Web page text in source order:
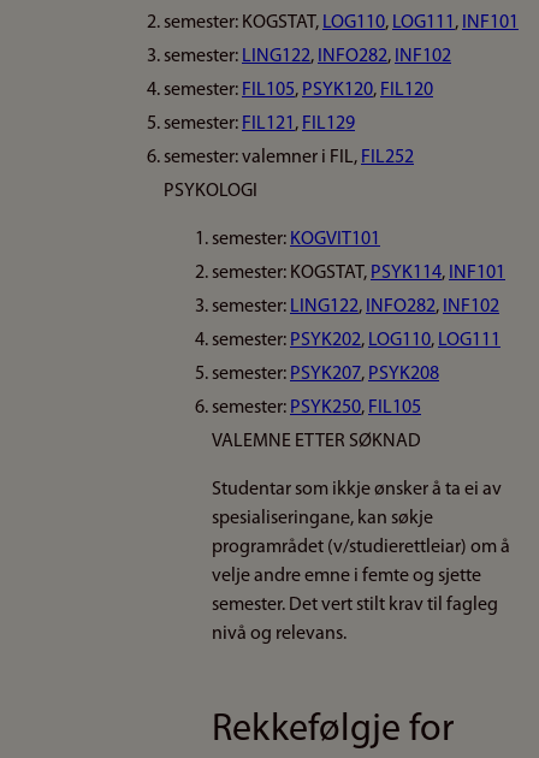
semester: KOGSTAT, LOG110, LOG111 , INF101
semester: LING122, INFO282, INF102
semester: FIL105, PSYK120, FIL120
semester: FIL121 , FIL129
semester: valemner i FIL, FIL252
PSYKOLOGI
semester: KOGVIT101
semester: KOGSTAT, PSYK114, INF101
semester: LING122, INFO282, INF102
semester: PSYK202, LOG110, LOG111
semester: PSYK207, PSYK208
semester: PSYK250, FIL105
VALEMNE ETTER SØKNAD
Studentar som ikkje ønsker å ta ei av
spesialiseringane, kan søkje
programrådet (v/studierettleiar) om å
velje andre emne i femte og sjette
semester. Det vert stilt krav til fagleg
nivå og relevans.
Rekkefølgje for